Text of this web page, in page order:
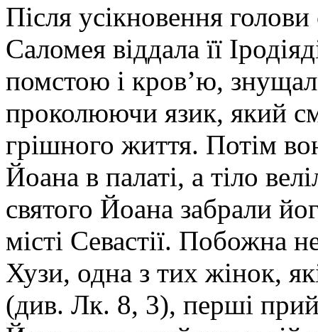
Після усікновення
Саломея віддала її
помстою і кров’ю,
проколюючи язик, який
грішного життя. Потім
Йоана в палаті, а тіло
святого Йоана забрали
місті Севастії. Побожна
Хузи, одна з тих жінок,
(див. Лк. 8, 3), перші